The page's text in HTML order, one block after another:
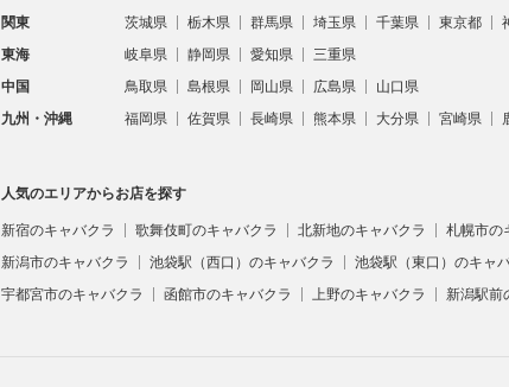
関東
茨城県 栃木県 群馬県 埼玉県 千葉県 東京都
東海
岐阜県 静岡県 愛知県 三重県
中国
鳥取県 島根県 岡山県 広島県 山口県
九州・沖縄
福岡県 佐賀県 長崎県 熊本県 大分県 宮崎県
人気のエリアからお店を探す
新宿のキャバクラ 歌舞伎町のキャバクラ 北新地のキャバクラ 札幌市の
新潟市のキャバクラ
池袋駅（西口）のキャバクラ 池袋駅（東口）のキャ
宇都宮市のキャバクラ
函館市のキャバクラ 上野のキャバクラ 新潟駅前